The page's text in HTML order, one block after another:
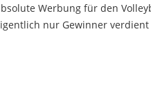
Werbung für den
nur Gewinner